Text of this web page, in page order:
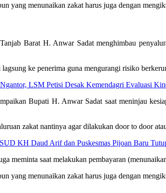
yang menunaikan zakat harus juga dengan
Barat H. Anwar Sadat menghimbau
ke penerima guna mengurangi risiko
LSM Petisi Desak Kemendagri Evaluasi
Bupati H. Anwar Sadat saat meninjau
zakat nantinya agar dilakukan door to door
KH Daud Arif dan Puskesmas Pijoan Baru
meminta saat melakukan pembayaran
yang menunaikan zakat harus juga dengan